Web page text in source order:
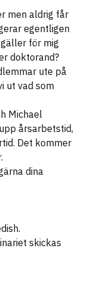
men aldrig får
egentligen
för mig
doktorand?
ute på
ut vad som
Michael
årsarbetstid,
Det kommer
dina
skickas